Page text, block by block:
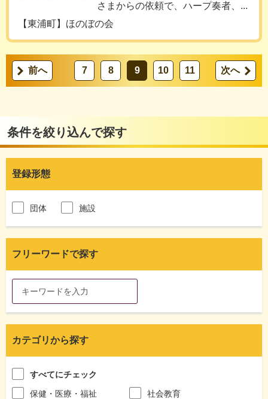
さまからの依頼で、ハープ奏者、...
【東浦町】ほのぼの会
前へ 7 8 9 10 11 次へ
条件を絞り込んで探す
登録形態
団体 施設
フリーワードで探す
カテゴリから探す
すべてにチェック
保健・医療・福祉
社会教育